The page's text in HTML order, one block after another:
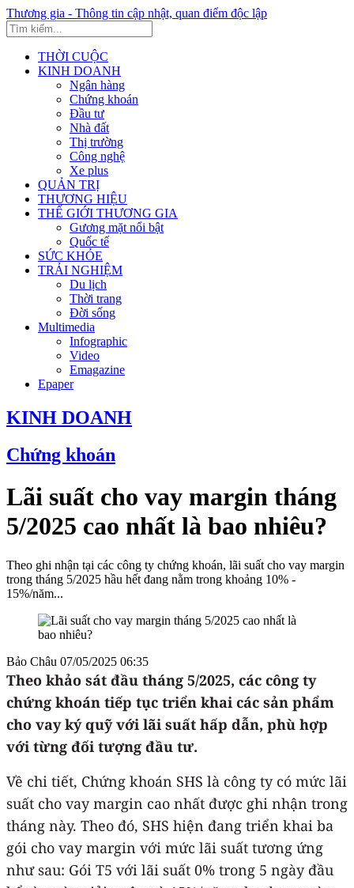
Thương gia - Thông tin cập nhật, quan điểm độc lập
THỜI CUỘC
KINH DOANH
Ngân hàng
Chứng khoán
Đầu tư
Nhà đất
Thị trường
Công nghệ
Xe plus
QUẢN TRỊ
THƯƠNG HIỆU
THẾ GIỚI THƯƠNG GIA
Gương mặt nổi bật
Quốc tế
SỨC KHỎE
TRẢI NGHIỆM
Du lịch
Thời trang
Đời sống
Multimedia
Infographic
Video
Emagazine
Epaper
KINH DOANH
Chứng khoán
Lãi suất cho vay margin tháng
5/2025 cao nhất là bao nhiêu?
Theo ghi nhận tại các công ty chứng khoán, lãi suất cho vay margin
trong tháng 5/2025 hầu hết đang nằm trong khoảng 10% -
15%/năm...
Bảo Châu 07/05/2025 06:35
Theo khảo sát đầu tháng 5/2025, các công ty
chứng khoán tiếp tục triển khai các sản phẩm
cho vay ký quỹ với lãi suất hấp dẫn, phù hợp
với từng đối tượng đầu tư.
Về chi tiết, Chứng khoán SHS là công ty có mức lãi
suất cho vay margin cao nhất được ghi nhận trong
tháng này. Theo đó, SHS hiện đang triển khai ba
gói cho vay margin với mức lãi suất tương ứng
như sau: Gói T5 với lãi suất 0% trong 5 ngày đầu